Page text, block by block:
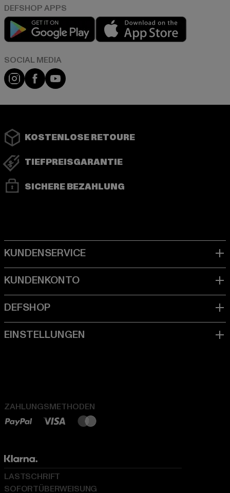
Play market
Instagram
FacebookYouTube
KOSTENLOSE RETOURE
TIEFPREISGARANTIE
SICHERE BEZAHLUNG
ZAHLUNGSMETHODEN
LASTSCHRIFT
SOFORTÜBERWEISUNG